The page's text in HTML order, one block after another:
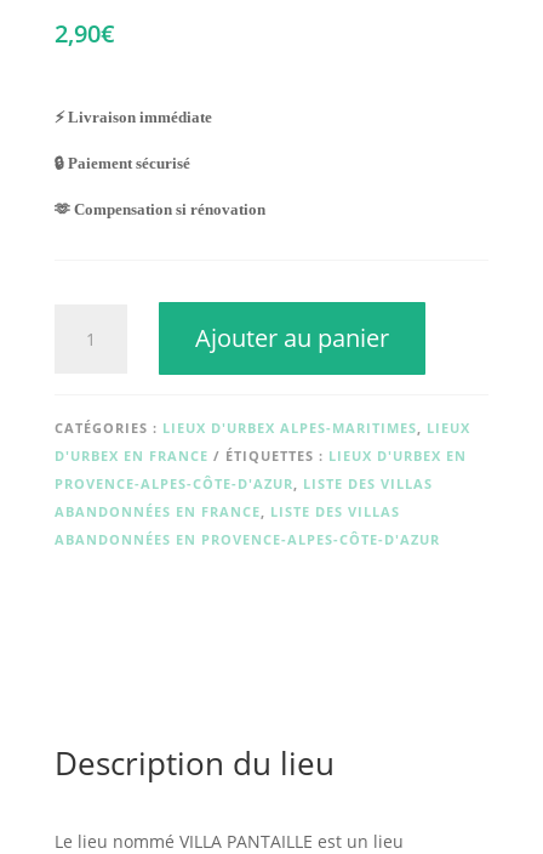
2,90€
⚡ Livraison immédiate
🔒 Paiement sécurisé
🫶 Compensation si rénovation
Ajouter au panier
CATÉGORIES : LIEUX D'URBEX ALPES-MARITIMES, LIEUX
D'URBEX EN FRANCE
ÉTIQUETTES : LIEUX D'URBEX EN
PROVENCE-ALPES-CÔTE-D'AZUR, LISTE DES VILLAS
ABANDONNÉES EN FRANCE, LISTE DES VILLAS
ABANDONNÉES EN PROVENCE-ALPES-CÔTE-D'AZUR
Description du lieu
Le lieu nommé VILLA PANTAILLE est un lieu